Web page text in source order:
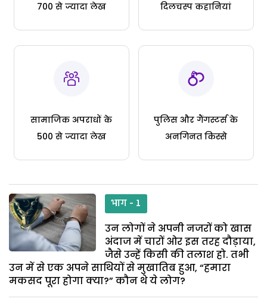
700 से ज्यादा लेख
दिलचस्प कहानियां
सामाजिक अपराधों के
500 से ज्यादा लेख
पुलिस और गैंगस्टर्स के
अनगिनत किस्से
भाग - 1
उन लोगों ने अपनी नजरों को खास
अंदाज में चारों ओर इस तरह दौड़ाया,
जैसे उन्हें किसी की तलाश हो. तभी
उन में से एक अपने साथियों से मुखातिब हुआ, “हमारा
मकसद पूरा होगा क्या?” कौन थे ये लोग?